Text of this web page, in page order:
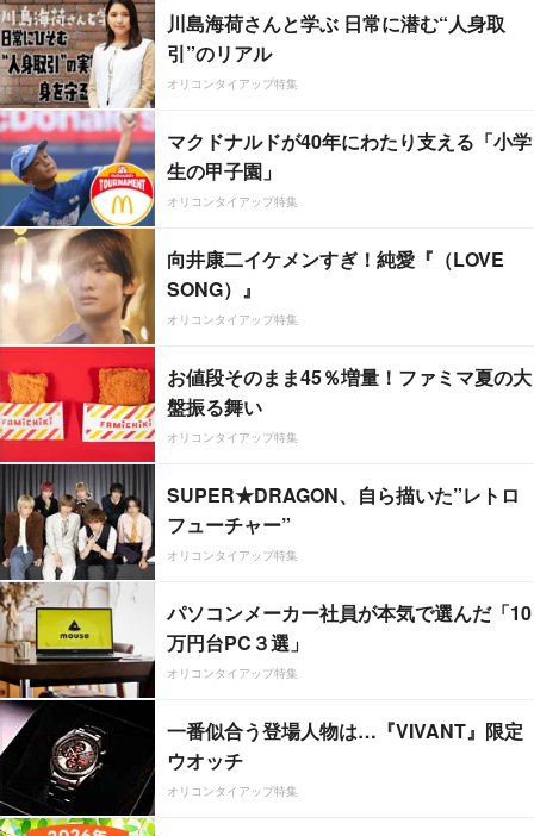
川島海荷さんと学ぶ 日常に潜む“人身取
引”のリアル
オリコンタイアップ特集
マクドナルドが40年にわたり支える「小学
生の甲子園」
オリコンタイアップ特集
向井康二イケメンすぎ！純愛『（LOVE
SONG）』
オリコンタイアップ特集
お値段そのまま45％増量！ファミマ夏の大
盤振る舞い
オリコンタイアップ特集
SUPER★DRAGON、自ら描いた”レトロ
フューチャー”
オリコンタイアップ特集
パソコンメーカー社員が本気で選んだ「10
万円台PC３選」
オリコンタイアップ特集
一番似合う登場人物は…『VIVANT』限定
ウオッチ
オリコンタイアップ特集